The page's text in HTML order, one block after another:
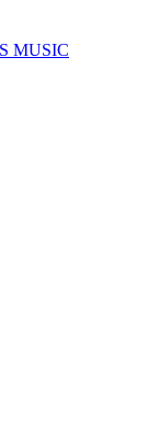
MUSIC